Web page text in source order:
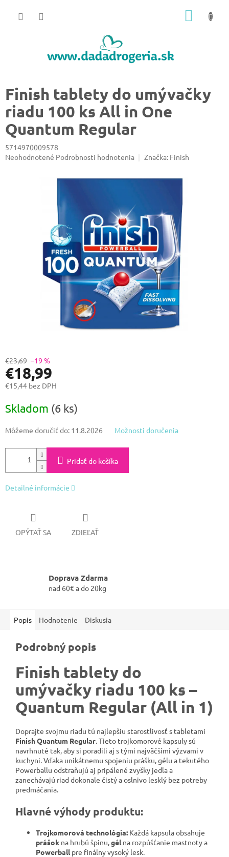
Finish tablety do umývačky
riadu 100 ks All in One
Quantum Regular
5714970009578
Priemerné
Neohodnotené Podrobnosti hodnotenia Značka: Finish
€23,69 –19 %
€18,99
€15,44 bez DPH
cena:
Skladom (6 ks)
Môžeme doručiť do: 11.8.2026 Možnosti doručenia
Pridať do košíka
Detailné informácie
OPÝTAŤ SA ZDIEĽAŤ
Doprava Zdarma
nad 60€ a do 20kg
Popis Hodnotenie Diskusia
Podrobný popis
Finish tablety do
umývačky riadu 100 ks –
Quantum Regular (All in 1)
Doprajte svojmu riadu tú najlepšiu starostlivosť s tabletami
Finish Quantum Regular. Tieto trojkomorové kapsuly sú
navrhnuté tak, aby si poradili aj s tými najväčšími výzvami v
kuchyni. Vďaka unikátnemu spojeniu prášku, gélu a tekutého
Powerballu odstraňujú aj pripálené zvyšky jedla a
zanechávajú riad dokonale čistý a oslnivo lesklý bez potreby
predmáčania.
Hlavné výhody produktu:
Trojkomorová technológia: Každá kapsula obsahuje
prášok na hrubú špinu,gélna rozpúšťanie mastnoty a
Powerballpre finálny vysoký lesk.